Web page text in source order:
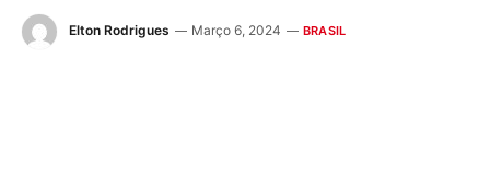
Elton Rodrigues Março 6, 2024 BRASIL